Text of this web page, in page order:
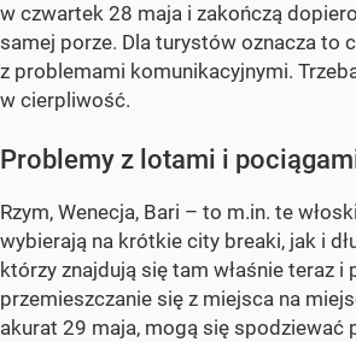
w czwartek 28 maja i zakończą
samej porze. Dla turystów oznacza to
z problemami komunikacyjnymi.
w cierpliwość.
Problemy z lotami i
Rzym, Wenecja, Bari – to m.in. te
wybierają na krótkie city breaki, jak i
którzy znajdują się tam właśnie teraz i
przemieszczanie się z miejsca na
akurat 29 maja, mogą się spodziewać